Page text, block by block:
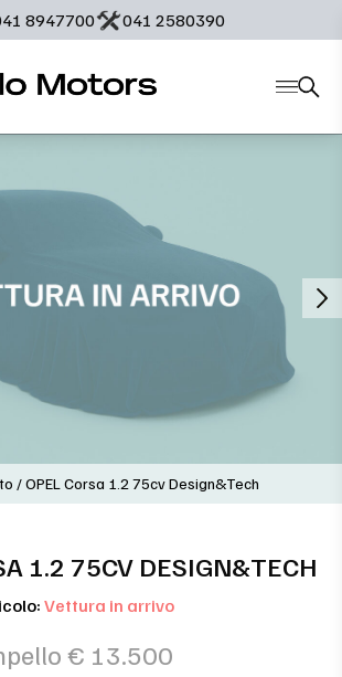
8947700‬ ‭041 2580390‬
/OPEL Corsa 1.2 75cv Design&Tech
1.2 75CV DESIGN&TECH
Vettura in arrivo
€ 13.500